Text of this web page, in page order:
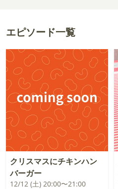
エピソード一覧
クリスマスにチキンハン
バーガー
12/12 (土) 20:00〜21:00